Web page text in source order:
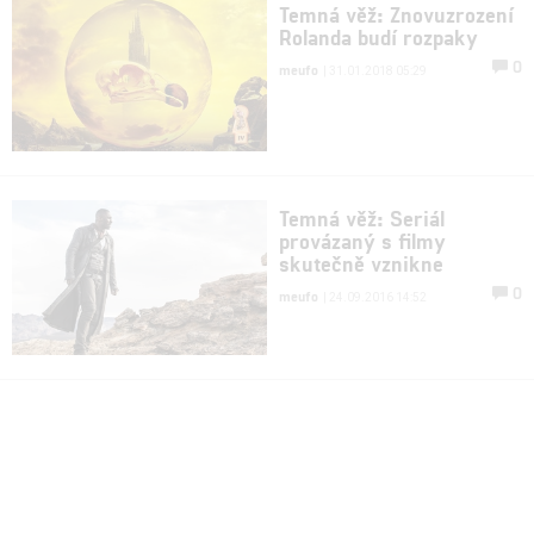
Temná věž: Znovuzrození
Rolanda budí rozpaky
meufo 0
Temná věž: Seriál
provázaný s filmy
skutečně vznikne
meufo 0